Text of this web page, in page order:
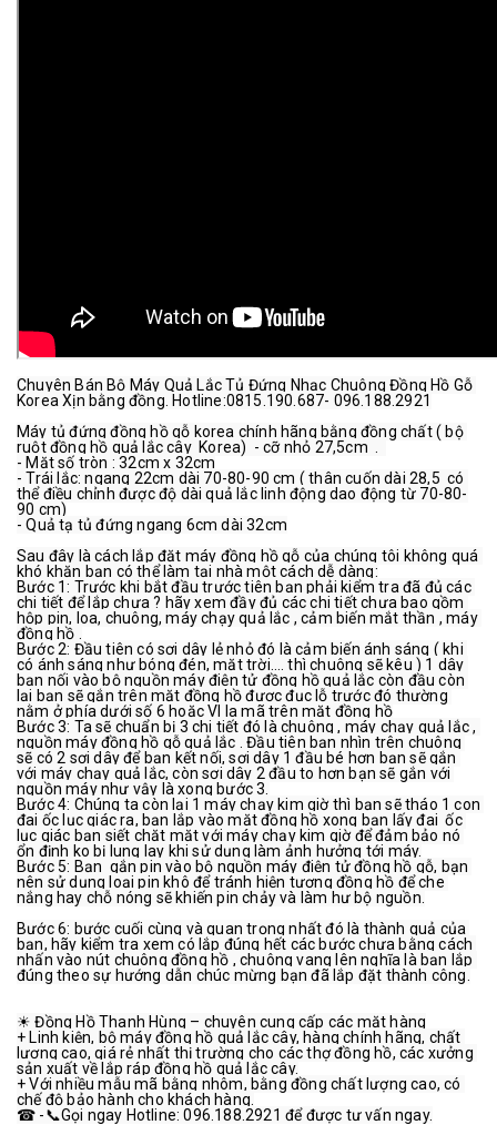
Chuyên Bán Bộ Máy Quả Lắc Tủ Đứng Nhạc Chuông Đồng Hồ Gỗ
Korea Xịn bằng đồng. Hotline:0815.190.687- 096.188.2921
Máy tủ đứng đồng hồ gỗ korea chính hãng bằng đồng chất ( bộ
ruột đồng hồ quả lắc cây  Korea)  - cỡ nhỏ 27,5cm  .
- Mặt số tròn : 32cm x 32cm
- Trái lắc: ngang 22cm dài 70-80-90 cm ( thân cuốn dài 28,5  có
thể điều chỉnh được độ dài quả lắc linh động dao động từ 70-80-
90 cm)
- Quả tạ tủ đứng ngang 6cm dài 32cm
Sau đây là cách lắp đặt máy đồng hồ gỗ của chúng tôi không quá
khó khăn bạn có thể làm tại nhà một cách dễ dàng:
Bước 1: Trước khi bắt đầu trước tiên bạn phải kiểm tra đã đủ các
chi tiết để lắp chưa ? hãy xem đầy đủ các chi tiết chưa bao gồm
hộp pin, loa, chuông, máy chạy quả lắc , cảm biến mắt thần , máy
đồng hồ .
Bước 2: Đầu tiên có sợi dây lẻ nhỏ đó là cảm biến ánh sáng ( khi
có ánh sáng như bóng đén, mặt trời…. thì chuông sẽ kêu ) 1 dây
bạn nối vào bộ nguồn máy điện tử đồng hồ quả lắc còn đầu còn
lại bạn sẽ gắn trên mặt đồng hồ được đục lỗ trước đó thường
nằm ở phía dưới số 6 hoặc VI la mã trên mặt đồng hồ
Bước 3: Ta sẽ chuẩn bị 3 chi tiết đó là chuông , máy chạy quả lắc ,
nguồn máy đồng hồ gỗ quả lắc . Đầu tiên bạn nhìn trên chuông
sẽ có 2 sợi dây để bạn kết nối, sợi dây 1 đầu bé hơn bạn sẽ gắn
với máy chạy quả lắc, còn sợi dây 2 đầu to hơn bạn sẽ gắn với
nguồn máy như vậy là xong bước 3.
Bước 4: Chúng ta còn lại 1 máy chạy kim giờ thì bạn sẽ tháo 1 con
đai ốc lục giác ra, bạn lắp vào mặt đồng hồ xong bạn lấy đai  ốc
lục giác bạn siết chặt mặt với máy chạy kim giờ để đảm bảo nó
ổn định ko bị lung lay khi sử dụng làm ảnh hưởng tới máy.
Bước 5: Bạn  gắn pin vào bộ nguồn máy điện tử đồng hồ gỗ, bạn
nên sử dụng loại pin khô để tránh hiện tượng đồng hồ để che
nắng hay chỗ nóng sẽ khiến pin chảy và làm hư bộ nguồn.
Bước 6: bước cuối cùng và quan trọng nhất đó là thành quả của
bạn, hãy kiểm tra xem có lắp đúng hết các bước chưa bằng cách
nhấn vào nút chuông đồng hồ , chuông vang lên nghĩa là bạn lắp
đúng theo sự hướng dẫn chúc mừng bạn đã lắp đặt thành công.
☀ Đồng Hồ Thanh Hùng – chuyên cung cấp các mặt hàng
+ Linh kiện, bộ máy đồng hồ quả lắc cây, hàng chính hãng, chất
lượng cao, giá rẻ nhất thị trường cho các thợ đồng hồ, các xưởng
sản xuất về lắp ráp đồng hồ quả lắc cây.
+ Với nhiều mẫu mã bằng nhôm, bằng đồng chất lượng cao, có
chế độ bảo hành cho khách hàng.
☎ -📞Gọi ngay Hotline: 096.188.2921 để được tư vấn ngay.